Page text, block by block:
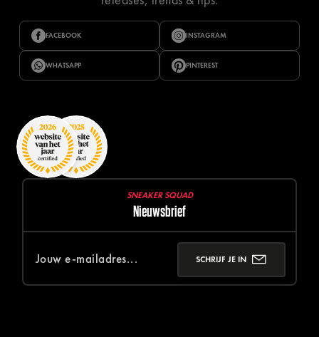
FACEBOOK INSTAGRAM
WHATSAPP PINTEREST
SNEAKER SQUAD
Nieuwsbrief
SCHRIJF JE IN